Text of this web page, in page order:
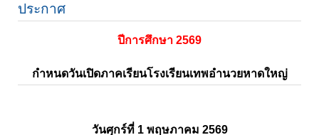
ประกาศ
ปีการศึกษา 2569
กำหนดวันเปิดภาคเรียนโรงเรียนเทพอำนวยหาดใหญ่
วันศุกร์ที่ 1 พฤษภาคม 2569